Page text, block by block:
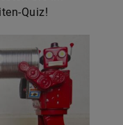
Quiz!